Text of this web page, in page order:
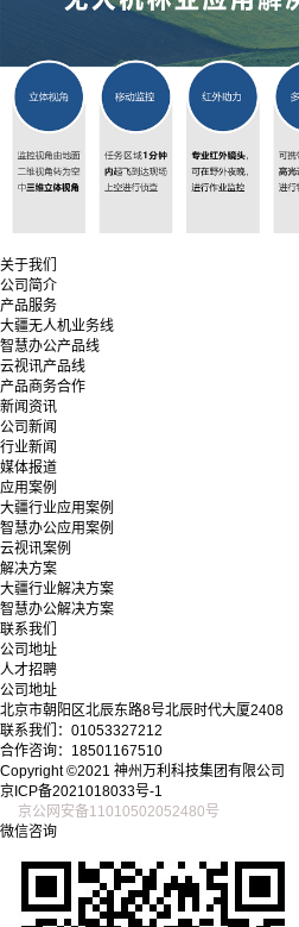
关于我们
公司简介
产品服务
大疆无人机业务线
智慧办公产品线
云视讯产品线
产品商务合作
新闻资讯
公司新闻
行业新闻
媒体报道
应用案例
大疆行业应用案例
智慧办公应用案例
云视讯案例
解决方案
大疆行业解决方案
智慧办公解决方案
联系我们
公司地址
人才招聘
公司地址
北京市朝阳区北辰东路8号北辰时代大厦2408
联系我们：01053327212
合作咨询：18501167510
Copyright ©2021 神州万利科技集团有限公司
京ICP备2021018033号-1
京公网安备11010502052480号
微信咨询